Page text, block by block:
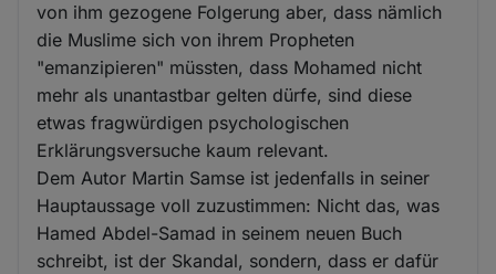
von ihm gezogene Folgerung aber, dass nämlich
die Muslime sich von ihrem Propheten
"emanzipieren" müssten, dass Mohamed nicht
mehr als unantastbar gelten dürfe, sind diese
etwas fragwürdigen psychologischen
Erklärungsversuche kaum relevant.
Dem Autor Martin Samse ist jedenfalls in seiner
Hauptaussage voll zuzustimmen: Nicht das, was
Hamed Abdel-Samad in seinem neuen Buch
schreibt, ist der Skandal, sondern, dass er dafür